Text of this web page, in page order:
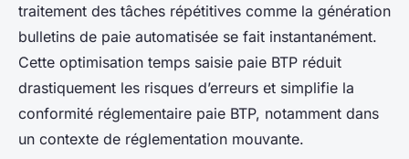
traitement des tâches répétitives comme la génération
bulletins de paie automatisée se fait instantanément.
Cette optimisation temps saisie paie BTP réduit
drastiquement les risques d’erreurs et simplifie la
conformité réglementaire paie BTP, notamment dans
un contexte de réglementation mouvante.